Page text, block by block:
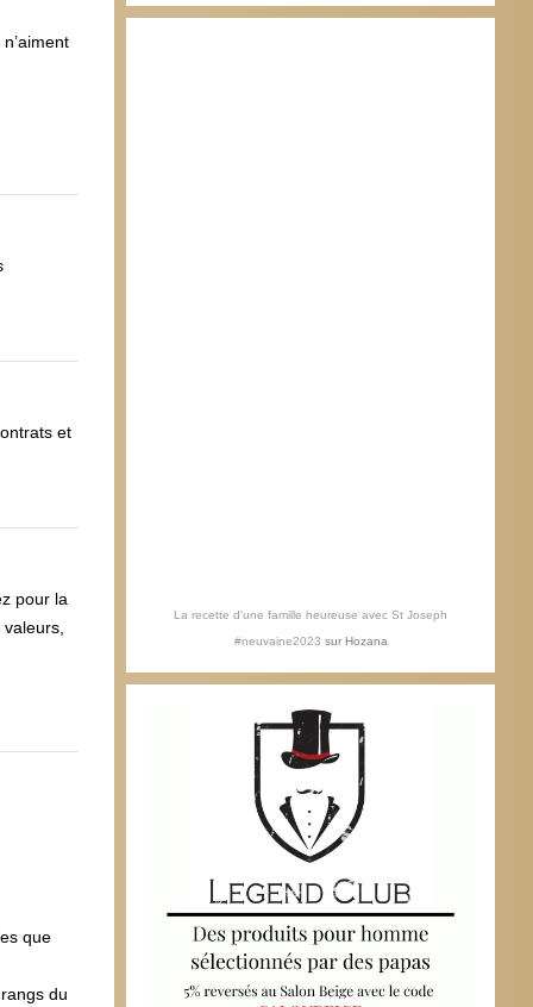
et
pour la
que
du
La recette d'une famille heureuse avec St Joseph
#neuvaine2023 sur Hozana